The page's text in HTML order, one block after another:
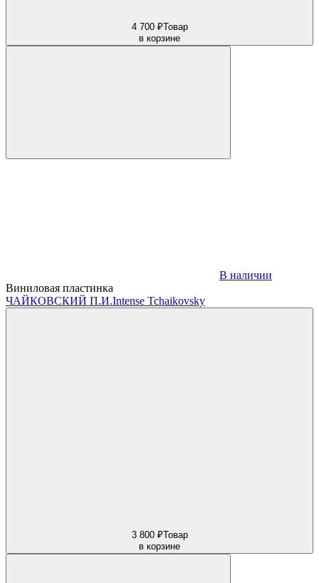
4 700 ₽Товар
в корзине
В наличии
Виниловая пластинка
ЧАЙКОВСКИЙ П.И.Intense Tchaikovsky
3 800 ₽Товар
в корзине